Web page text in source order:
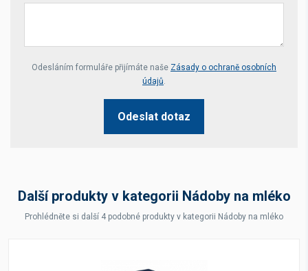
Your website *
Odesláním formuláře přijímáte naše Zásady o ochraně osobních
údajů.
Odeslat dotaz
Další produkty v kategorii Nádoby na mléko
Prohlédněte si další 4 podobné produkty v kategorii Nádoby na mléko